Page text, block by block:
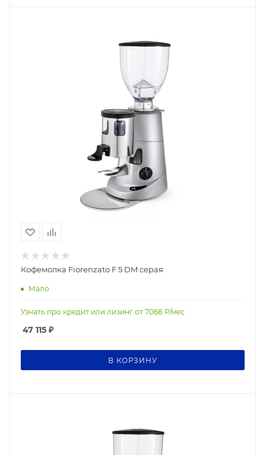
Кофемолка Fiorenzato F 5 DM серая
Мало
Узнать про кредит или лизинг от 7068 Р/мес
47 115 ₽
В КОРЗИНУ